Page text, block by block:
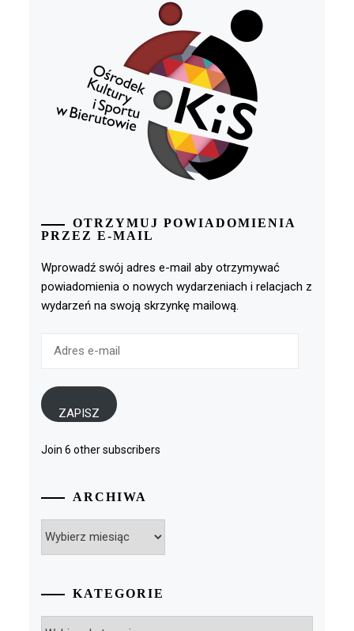
OTRZYMUJ POWIADOMIENIA
PRZEZ E-MAIL
Wprowadź swój adres e-mail aby otrzymywać
powiadomienia o nowych wydarzeniach i relacjach z
wydarzeń na swoją skrzynkę mailową.
ZAPISZ
Join 6 other subscribers
ARCHIWA
KATEGORIE